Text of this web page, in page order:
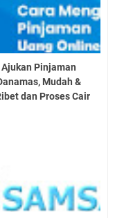
Ajukan Pinjaman
Mudah &
dan Proses Cair